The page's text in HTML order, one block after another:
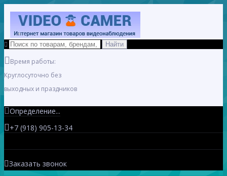
Время работы:
Круглосуточно без
выходных и праздников
Определение...
+7 (918) 905-13-34
Заказать звонок